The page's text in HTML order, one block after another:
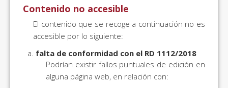
Contenido no accesible
El contenido que se recoge a continuación no es
accesible por lo siguiente:
falta de conformidad con el RD 1112/2018
Podrían existir fallos puntuales de edición en
alguna página web, en relación con: